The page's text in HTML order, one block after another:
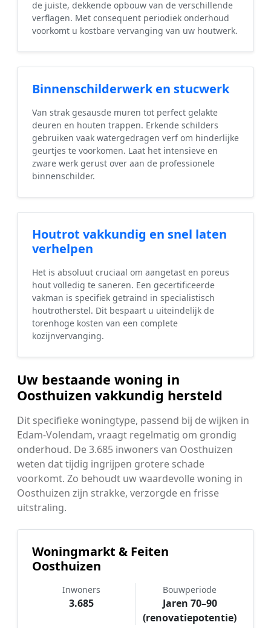
de juiste, dekkende opbouw van de verschillende
verflagen. Met consequent periodiek onderhoud
voorkomt u kostbare vervanging van uw houtwerk.
Binnenschilderwerk en stucwerk
Van strak gesausde muren tot perfect gelakte
deuren en houten trappen. Erkende schilders
gebruiken vaak watergedragen verf om hinderlijke
geurtjes te voorkomen. Laat het intensieve en
zware werk gerust over aan de professionele
binnenschilder.
Houtrot vakkundig en snel laten
verhelpen
Het is absoluut cruciaal om aangetast en poreus
hout volledig te saneren. Een gecertificeerde
vakman is specifiek getraind in specialistisch
houtrotherstel. Dit bespaart u uiteindelijk de
torenhoge kosten van een complete
kozijnvervanging.
Uw bestaande woning in
Oosthuizen vakkundig hersteld
Dit specifieke woningtype, passend bij de wijken in
Edam-Volendam, vraagt regelmatig om grondig
onderhoud. De 3.685 inwoners van Oosthuizen
weten dat tijdig ingrijpen grotere schade
voorkomt. Zo behoudt uw waardevolle woning in
Oosthuizen zijn strakke, verzorgde en frisse
uitstraling.
Woningmarkt & Feiten
Oosthuizen
Inwoners
3.685
Bouwperiode
Jaren 70–90
(renovatiepotentie)